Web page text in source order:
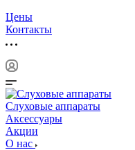
Цены
Контакты
Слуховые аппараты
Аксессуары
Акции
О нас